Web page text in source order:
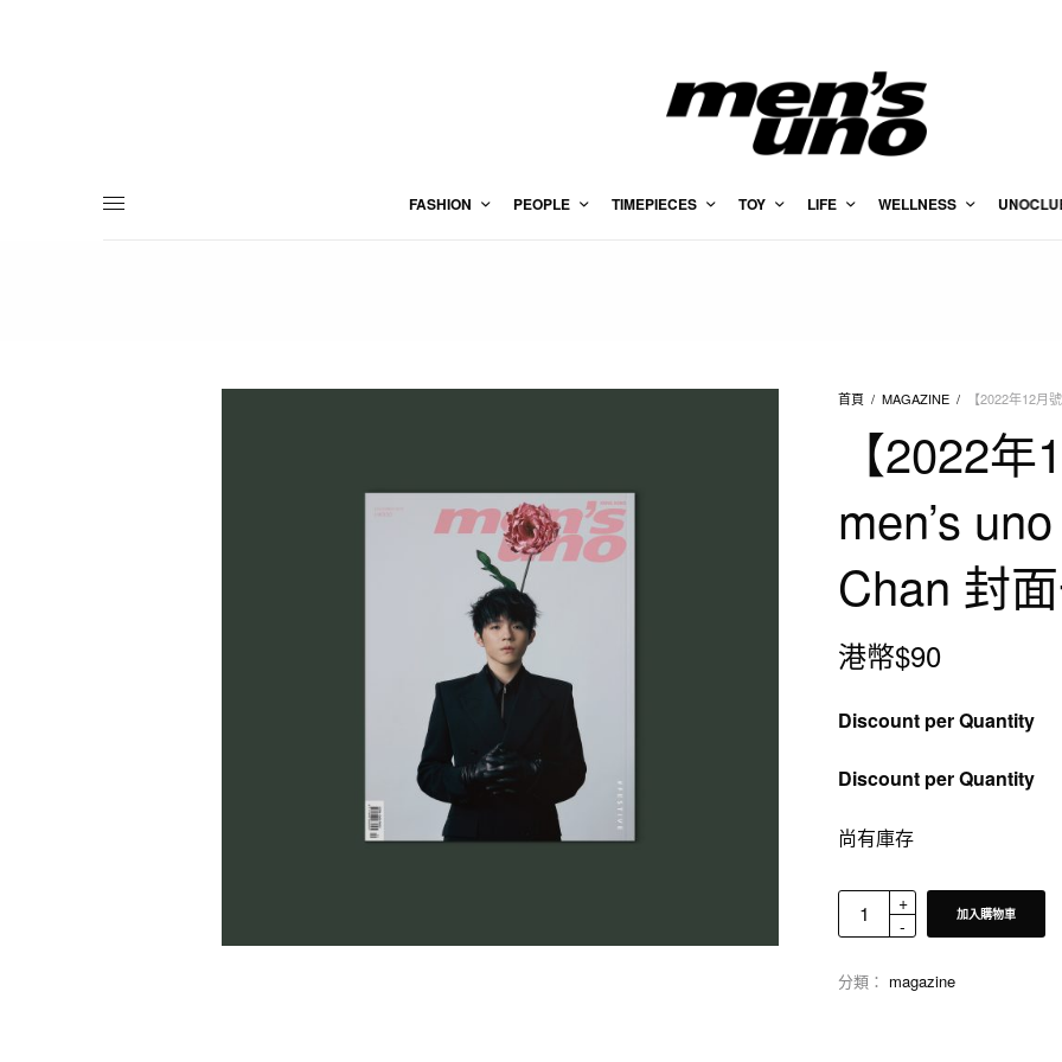
FASHION PEOPLE TIMEPIECES TOY LIFE WELLNESS
首頁 / MAGAZINE / 【2022年12月
【2022
men’s
Chan 封
港幣$90
Discount per Quantity
Discount per Quantity
尚有庫存
加入購物車
分類： magazine